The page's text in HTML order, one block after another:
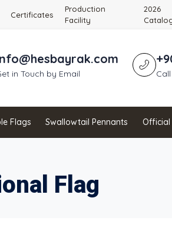
Certificates
Production
Facility
2026
in Touch by Email
Flags Swallowtail Pennants Official
Flag